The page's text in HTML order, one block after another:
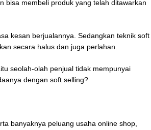
bisa membeli produk yang telah ditawarkan
kesan berjualannya. Sedangkan teknik soft
secara halus dan juga perlahan.
seolah-olah penjual tidak mempunyai
dengan soft selling?
banyaknya peluang usaha online shop,